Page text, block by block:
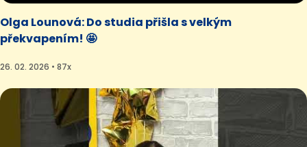
Olga Lounová: Do studia přišla s velkým
překvapením! 🤩
26. 02. 2026 • 87x